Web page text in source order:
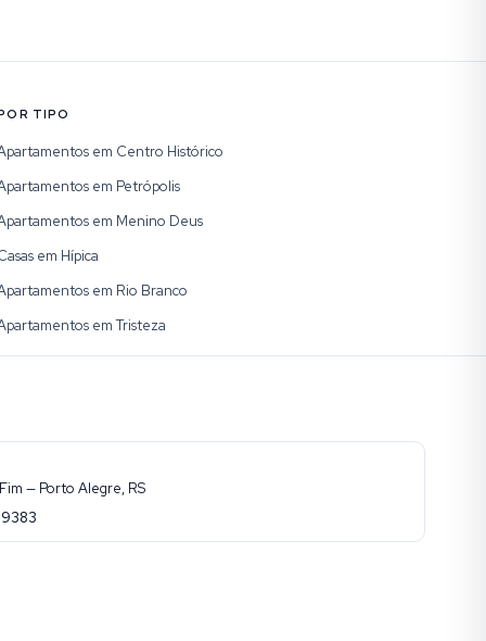
TIPO
em Centro Histórico
em Petrópolis
em Menino Deus
em Hípica
em Rio Branco
em Tristeza
— Porto Alegre, RS